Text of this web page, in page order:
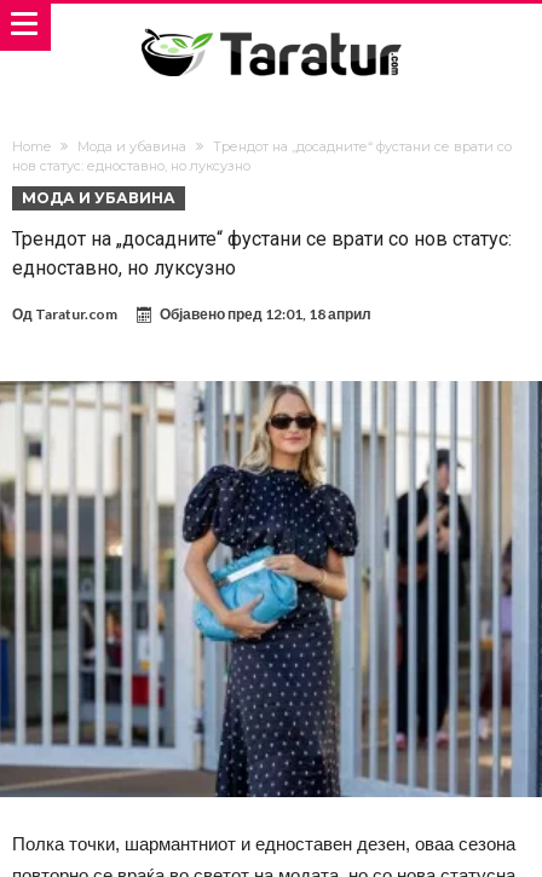
Home Мода и убавина
Трендот на „досадните“ фустани се врати со
нов статус: едноставно, но луксузно
МОДА И УБАВИНА
Трендот на „досадните“ фустани се врати со нов статус:
едноставно, но луксузно
Од Taratur.com Објавено пред 12:01, 18 април
Полка точки, шармантниот и едноставен дезен, оваа сезона